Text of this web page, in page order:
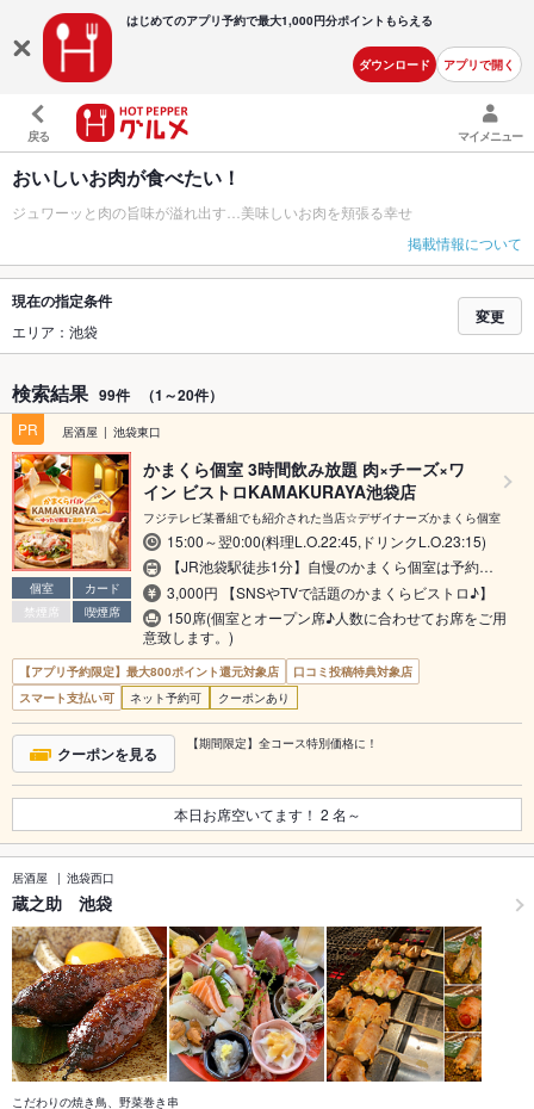
はじめてのアプリ予約で最大1,000円分ポイントもらえる
ダウンロード アプリで開く
戻る マイメニュー
おいしいお肉が食べたい！
ジュワーッと肉の旨味が溢れ出す…美味しいお肉を頬張る幸せ
掲載情報について
現在の指定条件
エリア：池袋
変更
検索結果 99件 （1～20件）
PR 居酒屋 池袋東口
個室
カード
禁煙席
喫煙席
かまくら個室 3時間飲み放題 肉×チーズ×ワ
イン ビストロKAMAKURAYA池袋店
フジテレビ某番組でも紹介された当店☆デザイナーズかまくら個室
15:00～翌0:00(料理L.O.22:45,ドリンクL.O.23:15)
【JR池袋駅徒歩1分】自慢のかまくら個室は予約…
3,000円 【SNSやTVで話題のかまくらビストロ♪】
150席(個室とオープン席♪人数に合わせてお席をご用
意致します。)
【アプリ予約限定】最大800ポイント還元対象店
口コミ投稿特典対象店
スマート支払い可
ネット予約可 クーポンあり
クーポンを見る 【期間限定】全コース特別価格に！
本日お席空いてます！ 2 名～
居酒屋 池袋西口
蔵之助 池袋
こだわりの焼き鳥、野菜巻き串